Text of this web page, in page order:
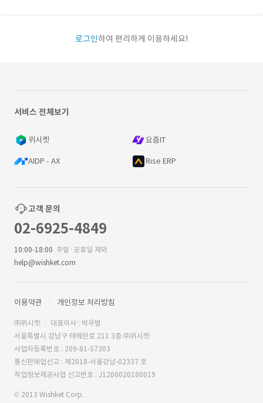
로그인하여 편리하게 이용하세요!
서비스 전체보기
위시켓 요즘IT
AIDP - AX Rise ERP
고객 문의
02-6925-4849
10:00-18:00 주말·공휴일 제외
help@wishket.com
이용약관 개인정보 처리방침
㈜위시켓
대표이사 : 박우범
서울특별시 강남구 테헤란로 211 3층 ㈜위시켓
사업자등록번호 : 209-81-57303
통신판매업신고 : 제2018-서울강남-02337 호
직업정보제공사업 신고번호 : J1200020180019
© 2013 Wishket Corp.